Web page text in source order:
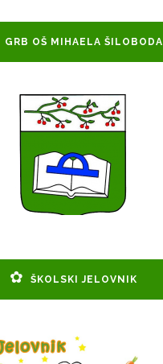
GRB OŠ MIHAELA ŠILOBODA
ŠKOLSKI JELOVNIK